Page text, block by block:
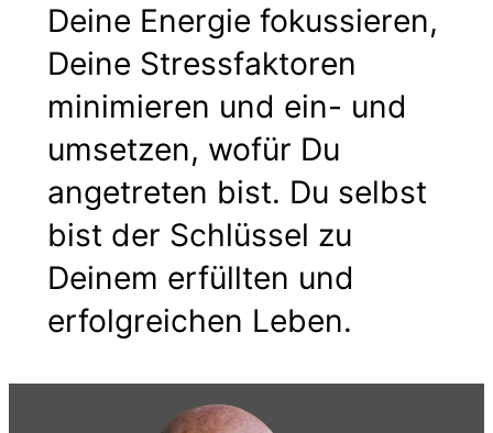
Deine Energie fokussieren,
Deine Stressfaktoren
minimieren und ein- und
umsetzen, wofür Du
angetreten bist. Du selbst
bist der Schlüssel zu
Deinem erfüllten und
erfolgreichen Leben.